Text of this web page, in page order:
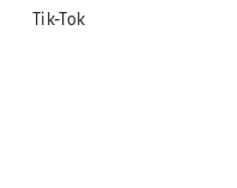
Tik-Tok